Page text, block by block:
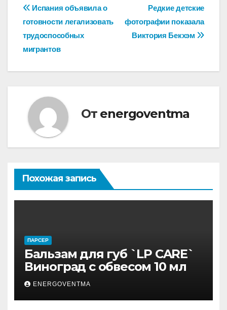
Навигация
по
записям
Редкие детские
фотографии показала
Виктория Бекхэм
Испания объявила о
готовности легализовать
трудоспособных
мигрантов
От energoventma
Похожая запись
ПАРСЕР
Бальзам для губ `LP CARE`
Виноград с обвесом 10 мл
ENERGOVENTMA